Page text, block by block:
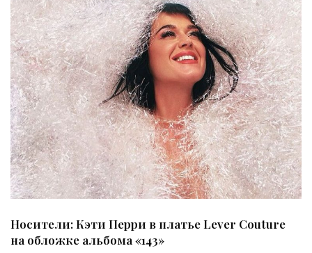
Носители: Кэти Перри в платье Lever Couture
на обложке альбома «143»